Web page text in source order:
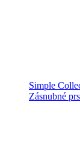
Simple
Zásnubné